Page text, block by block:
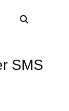
SMS